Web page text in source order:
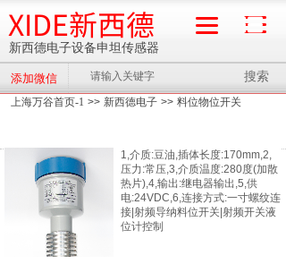
上海万谷首页-1 >> 新西德电子 >> 料位物位开关
1,介质:豆油,插体长度:170mm,2,
压力:常压,3,介质温度:280度(加散
热片),4,输出:继电器输出,5,供
电:24VDC,6,连接方式:一寸螺纹连
接|射频导纳料位开关|射频开关液
位计控制
搜索
添加微信
新西德电子设备申坦传感器
XIDE新西德